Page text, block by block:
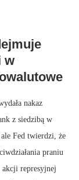
w
nakaz
z siedzibą w
Fed twierdzi, że
praniu
akcji represyjnej